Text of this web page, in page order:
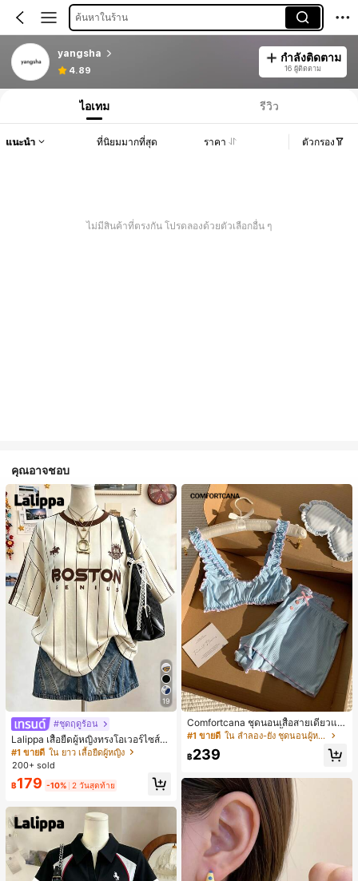
ค้นหาในร้าน
yangsha
4.89
กำลังติดตาม
16 ผู้ติดตาม
ไอเทม รีวิว
แนะนำ ที่นิยมมากที่สุด ราคา ตัวกรอง
ไม่มีสินค้าที่ตรงกัน โปรดลองด้วยตัวเลือกอื่น ๆ
คุณอาจชอบ
19
#ชุดฤดูร้อน
Lalippa เสื้อยืดผู้หญิงทรงโอเวอร์ไซส์ค
วามยาวกลาง คอกลม ไหล่ตก ลายพิมพ์
ตัวอักษรและลายทางแนวตั้ง สไตล์แฟชั่
นมินิมอล ของขวัญให้เพื่อน
#1 ขายดี ใน ยาว เสื้อยืดผู้หญิง
200+ sold
฿179 -10% 2 วันสุดท้าย
Comfortcana ชุดนอนเสื้อสายเดี่ยวแต่
งระบายและกางเกงขาสั้นสำหรับผู้หญิง
#1 ขายดี ใน ลำลอง-ยัง ชุดนอนผู้หญิง
฿239